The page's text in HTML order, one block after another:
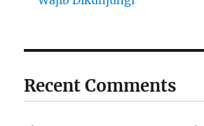
Recent Comments